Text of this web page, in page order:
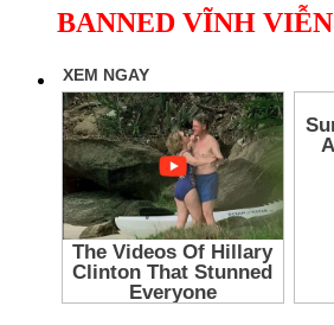
BANNED VĨNH VIỄN